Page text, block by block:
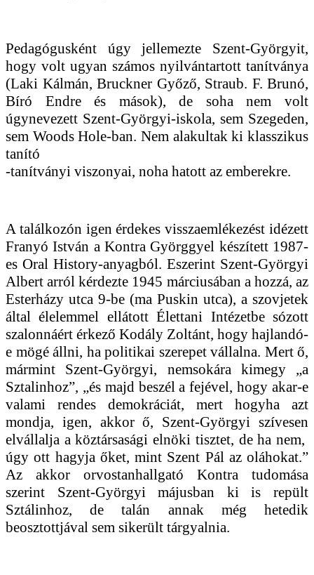
Pedagógusként úgy jellemezte Szent-Györgyit,
hogy volt ugyan számos nyilvántartott tanítványa
(Laki Kálmán, Bruckner Győző, Straub. F. Brunó,
Bíró Endre és mások), de soha nem volt
úgynevezett Szent-Györgyi-iskola, sem Szegeden,
sem Woods Hole-ban. Nem alakultak ki klasszikus
tanító
-tanítványi viszonyai, noha hatott az emberekre.
A találkozón igen érdekes visszaemlékezést idézett
Franyó István a Kontra Györggyel készített 1987-
es Oral History-anyagból. Eszerint Szent-Györgyi
Albert arról kérdezte 1945 márciusában a hozzá, az
Esterházy utca 9-be (ma Puskin utca), a szovjetek
által élelemmel ellátott Élettani Intézetbe sózott
szalonnáért érkező Kodály Zoltánt, hogy hajlandó-
e mögé állni, ha politikai szerepet vállalna. Mert ő,
mármint Szent-Györgyi, nemsokára kimegy „a
Sztalinhoz”, „és majd beszél a fejével, hogy akar-e
valami rendes demokráciát, mert hogyha azt
mondja, igen, akkor ő, Szent-Györgyi szívesen
elvállalja a köztársasági elnöki tisztet, de ha nem,
úgy ott hagyja őket, mint Szent Pál az oláhokat.”
Az akkor orvostanhallgató Kontra tudomása
szerint Szent-Györgyi májusban ki is repült
Sztálinhoz, de talán annak még hetedik
beosztottjával sem sikerült tárgyalnia.